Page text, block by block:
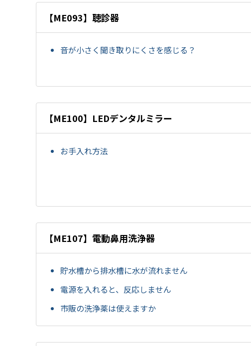
【ME093】聴診器
音が小さく聞き取りにくさを感じる？
【ME100】LEDデンタルミラー
お手入れ方法
【ME107】電動鼻用洗浄器
貯水槽から排水槽に水が流れません
電源を入れると、反応しません
市販の洗浄薬は使えますか